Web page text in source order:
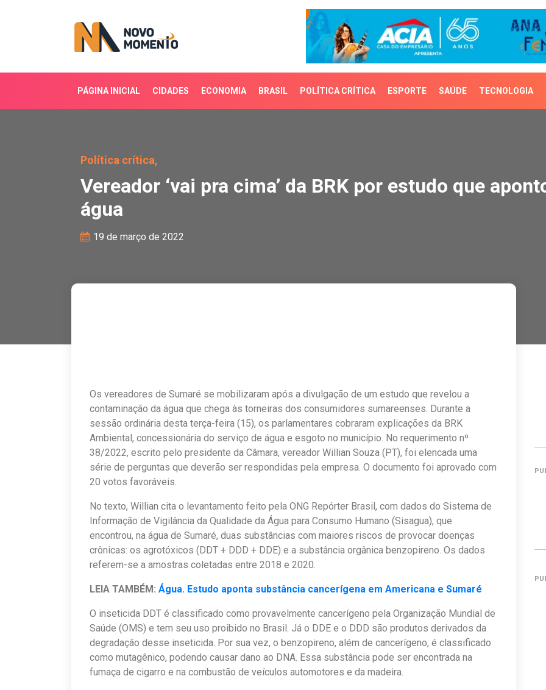
PÁGINA INICIAL CIDADES ECONOMIA BRASIL POLÍTICA CRÍTICA ESPORTE SAÚDE TECNOLOGIA
Política crítica,
Vereador ‘vai pra cima’ da BRK por estudo que
água
19 de março de 2022
Os vereadores de Sumaré se mobilizaram após a divulgação de um estudo que revelou a
contaminação da água que chega às torneiras dos consumidores sumareenses. Durante a
sessão ordinária desta terça-feira (15), os parlamentares cobraram explicações da BRK
Ambiental, concessionária do serviço de água e esgoto no município. No requerimento nº
38/2022, escrito pelo presidente da Câmara, vereador Willian Souza (PT), foi elencada uma
série de perguntas que deverão ser respondidas pela empresa. O documento foi aprovado com
20 votos favoráveis.
No texto, Willian cita o levantamento feito pela ONG Repórter Brasil, com dados do Sistema de
Informação de Vigilância da Qualidade da Água para Consumo Humano (Sisagua), que
encontrou, na água de Sumaré, duas substâncias com maiores riscos de provocar doenças
crônicas: os agrotóxicos (DDT + DDD + DDE) e a substância orgânica benzopireno. Os dados
referem-se a amostras coletadas entre 2018 e 2020.
LEIA TAMBÉM: Água. Estudo aponta substância cancerígena em Americana e Sumaré
O inseticida DDT é classificado como provavelmente cancerígeno pela Organização Mundial de
Saúde (OMS) e tem seu uso proibido no Brasil. Já o DDE e o DDD são produtos derivados da
degradação desse inseticida. Por sua vez, o benzopireno, além de cancerígeno, é classificado
como mutagênico, podendo causar dano ao DNA. Essa substância pode ser encontrada na
fumaça de cigarro e na combustão de veículos automotores e da madeira.